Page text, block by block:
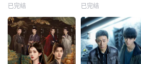
已完结 已完结